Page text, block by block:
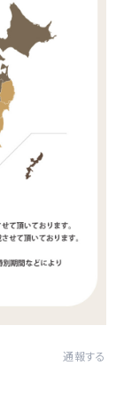
通報する